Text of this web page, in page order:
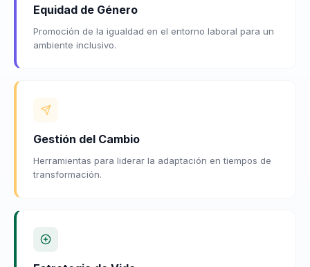
Equidad de Género
Promoción de la igualdad en el entorno laboral para un
ambiente inclusivo.
Gestión del Cambio
Herramientas para liderar la adaptación en tiempos de
transformación.